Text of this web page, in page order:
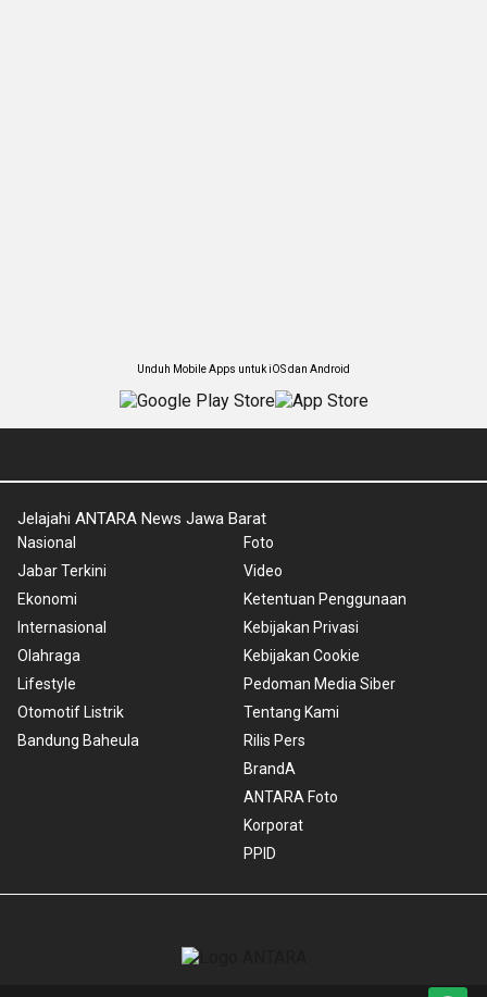
Unduh Mobile Apps untuk iOS dan Android
Jelajahi ANTARA News Jawa Barat
Nasional
Jabar Terkini
Ekonomi
Internasional
Olahraga
Lifestyle
Otomotif Listrik
Bandung Baheula
Foto
Video
Ketentuan Penggunaan
Kebijakan Privasi
Kebijakan Cookie
Pedoman Media Siber
Tentang Kami
Rilis Pers
BrandA
ANTARA Foto
Korporat
PPID